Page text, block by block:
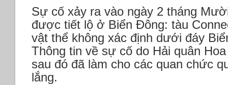
Sự cố xảy ra vào ngày 2 tháng
được tiết lộ ở Biển Đông: tàu
vật thể không xác định dưới đáy
Thông tin về sự cố do Hải quân
sau đó đã làm cho các quan chức
lắng.